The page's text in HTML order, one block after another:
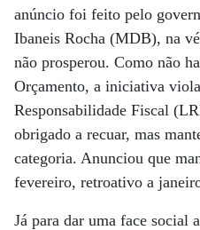
anúncio foi feito pelo
Ibaneis Rocha (MDB), na
não prosperou. Como não
Orçamento, a iniciativa
Responsabilidade Fiscal
obrigado a recuar, mas
categoria. Anunciou que
fevereiro, retroativo a
Já para dar uma face social